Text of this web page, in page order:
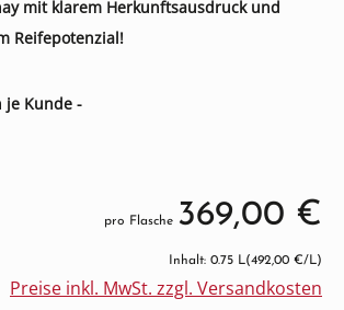
mit klarem Herkunftsausdruck und
Reifepotenzial!
je Kunde -
pro Flasche 369,00 €
Inhalt: 0.75 L(492,00 €/L)
Preise inkl. MwSt. zzgl. Versandkosten